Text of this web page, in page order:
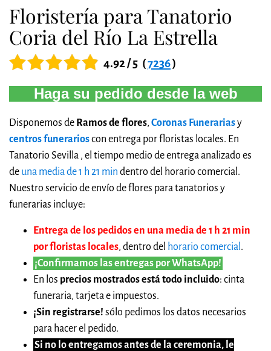
Floristería para Tanatorio
Coria del Río La Estrella
4.92 / 5 (7236)
Haga su pedido desde la web
Disponemos de Ramos de flores, Coronas Funerariasy
centros funerarioscon entrega por floristas locales. En
Tanatorio Sevilla , el tiempo medio de entrega analizado es
de una media de 1 h 21 min dentro del horario comercial.
Nuestro servicio de envío de flores para tanatorios y
funerarias incluye:
Entrega de los pedidos en una media de 1 h 21 min
por floristas locales, dentro del horario comercial .
¡Confirmamos las entregas por WhatsApp!
En los precios mostrados está todo incluido: cinta
funeraria, tarjeta e impuestos.
¡Sin registrarse! sólo pedimos los datos necesarios
para hacer el pedido.
Si no lo entregamos antes de la ceremonia, le